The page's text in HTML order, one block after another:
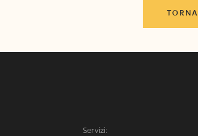
Servizi: